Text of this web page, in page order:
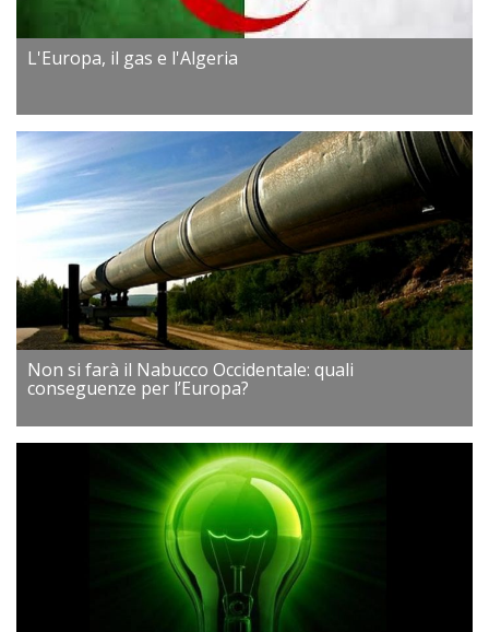
L'Europa, il gas e l'Algeria
Non si farà il Nabucco Occidentale: quali
conseguenze per l’Europa?